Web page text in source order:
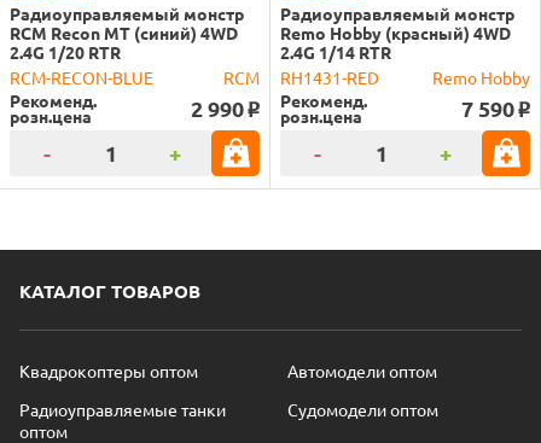
Радиоуправляемый монстр
RCM Recon MT (синий) 4WD
2.4G 1/20 RTR
RCM-RECON-BLUE
RCM
Рекоменд.
розн.цена 2 990 o
- +
Радиоуправляемый монстр
Remo Hobby (красный) 4WD
2.4G 1/14 RTR
RH1431-RED
Remo Hobby
Рекоменд.
розн.цена 7 590 o
- +
КАТАЛОГ ТОВАРОВ
Квадрокоптеры оптом
Автомодели оптом
Радиоуправляемые танки
оптом
Судомодели оптом